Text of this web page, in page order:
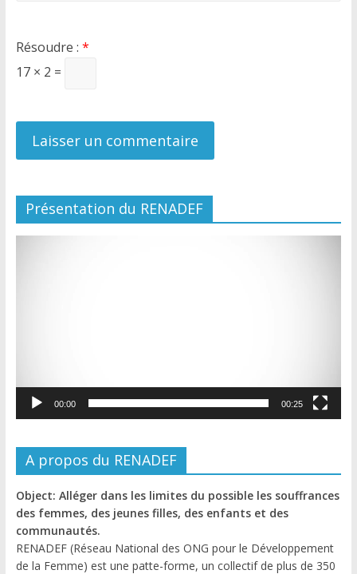
Résoudre : *
17 × 2 =
Présentation du RENADEF
00:00 00:25
A propos du RENADEF
Object: Alléger dans les limites du possible les souffrances
des femmes, des jeunes filles, des enfants et des
communautés.
RENADEF (Réseau National des ONG pour le Développement
de la Femme) est une patte-forme, un collectif de plus de 350